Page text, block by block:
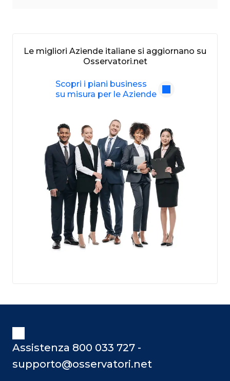
Le migliori Aziende italiane si aggiornano su
Osservatori.net
Scopri i piani business
su misura per le Aziende
Assistenza 800 033 727 -
supporto@osservatori.net